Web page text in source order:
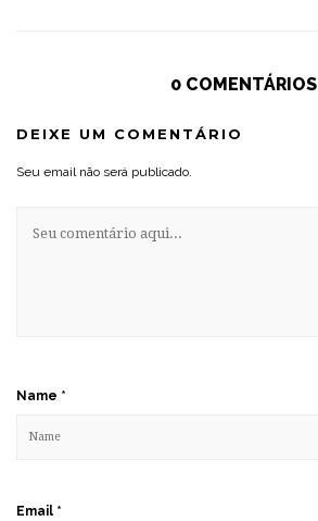
0 COMENTÁRIOS
DEIXE UM COMENTÁRIO
Seu email não será publicado.
Name *
Email *